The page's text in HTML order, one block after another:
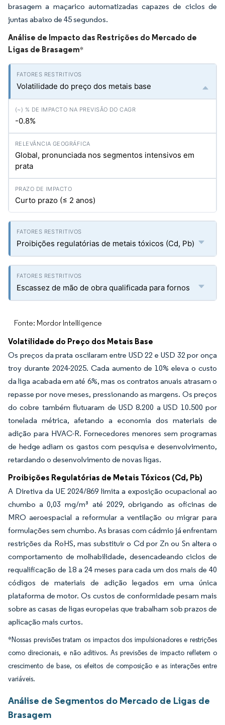
brasagem a maçarico automatizadas capazes de ciclos de
juntas abaixo de 45 segundos.
Análise de Impacto das Restrições do Mercado de
Ligas de Brasagem*
Volatilidade do preço dos metais base
-0.8%
Global, pronunciada nos segmentos intensivos em
prata
Curto prazo (≤ 2 anos)
Proibições regulatórias de metais tóxicos (Cd, Pb)
Escassez de mão de obra qualificada para fornos
Fonte: Mordor Intelligence
Volatilidade do Preço dos Metais Base
Os preços da prata oscilaram entre USD 22 e USD 32 por onça
troy durante 2024-2025. Cada aumento de 10% eleva o custo
da liga acabada em até 6%, mas os contratos anuais atrasam o
repasse por nove meses, pressionando as margens. Os preços
do cobre também flutuaram de USD 8.200 a USD 10.500 por
tonelada métrica, afetando a economia dos materiais de
adição para HVAC-R. Fornecedores menores sem programas
de hedge adiam os gastos com pesquisa e desenvolvimento,
retardando o desenvolvimento de novas ligas.
Proibições Regulatórias de Metais Tóxicos (Cd, Pb)
A Diretiva da UE 2024/869 limita a exposição ocupacional ao
chumbo a 0,03 mg/m³ até 2029, obrigando as oficinas de
MRO aeroespacial a reformular a ventilação ou migrar para
formulações sem chumbo. As brasas com cádmio já enfrentam
restrições da RoHS, mas substituir o Cd por Zn ou Sn altera o
comportamento de molhabilidade, desencadeando ciclos de
requalificação de 18 a 24 meses para cada um dos mais de 40
códigos de materiais de adição legados em uma única
plataforma de motor. Os custos de conformidade pesam mais
sobre as casas de ligas europeias que trabalham sob prazos de
aplicação mais curtos.
*Nossas previsões tratam os impactos dos impulsionadores e restrições
como direcionais, e não aditivos. As previsões de impacto refletem o
crescimento de base, os efeitos de composição e as interações entre
variáveis.
Análise de Segmentos do Mercado de Ligas de
Brasagem